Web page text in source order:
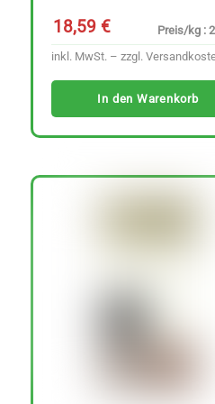
18,59 €
Preis/kg :
inkl. MwSt. – zzgl.
In den Warenkorb